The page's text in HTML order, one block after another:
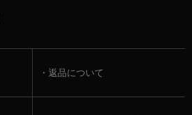
返品について